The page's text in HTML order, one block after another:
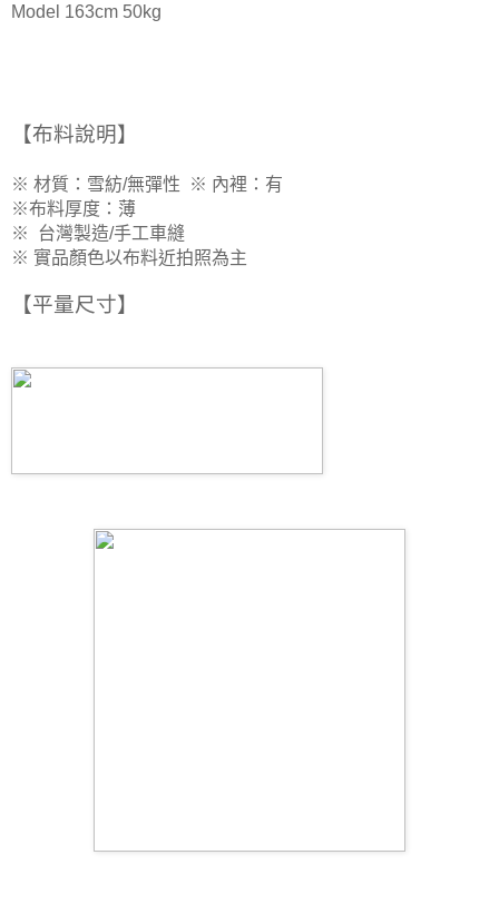
Model 163cm 50kg
【布料說明】
※ 材質：雪紡/無彈性 ※ 內裡：有
※布料厚度：薄
※
台灣製造/手工車縫
※ 實品顏色以布料近拍照為主
【平量尺寸】